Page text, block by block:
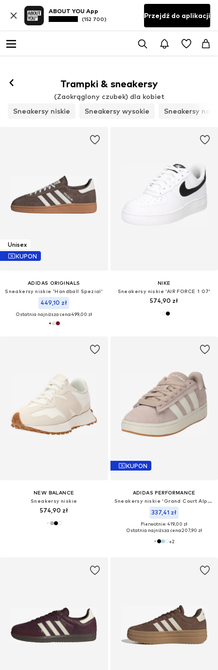
ABOUT YOU App
(152 700) Przejdź do aplikacji
Trampki & sneakersy
(Zaokrąglony czubek) dla kobiet
Sneakersy niskie
Sneakersy wysokie Sneakersy na
Unisex
KUPON
ADIDAS ORIGINALS
Sneakersy niskie 'Handball Spezial'
449,10 zł
Ostatnia najniższa cena:499,00 zł
NIKE
Sneakersy niskie 'AIR FORCE 1 07'
574,90 zł
NEW BALANCE
Sneakersy niskie
574,90 zł
KUPON
ADIDAS PERFORMANCE
Sneakersy niskie 'Grand Court Alpha 00s'
337,41 zł
Pierwotnie: 419,00 zł
Ostatnia najniższa cena:207,90 zł
+2